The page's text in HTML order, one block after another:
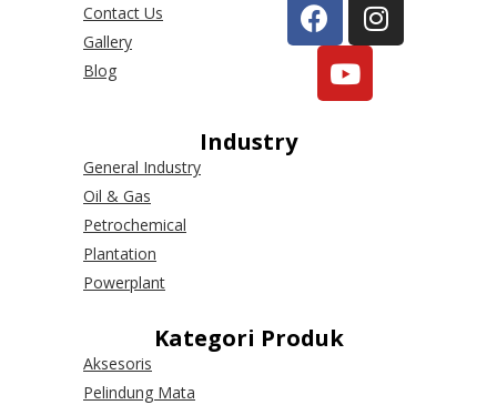
Contact Us
Gallery
Blog
Industry
General Industry
Oil & Gas
Petrochemical
Plantation
Powerplant
Kategori Produk
Aksesoris
Pelindung Mata